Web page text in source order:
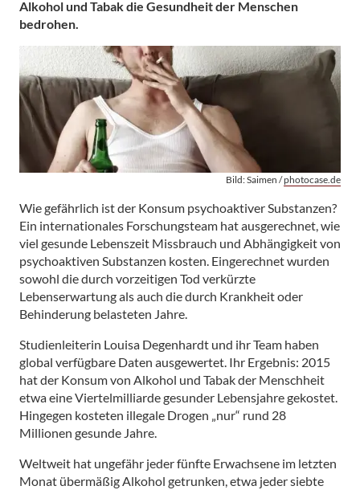
Alkohol und Tabak die Gesundheit der Menschen
bedrohen.
Bild: Saimen /photocase.de
Wie gefährlich ist der Konsum psychoaktiver Substanzen?
Ein internationales Forschungsteam hat ausgerechnet, wie
viel gesunde Lebenszeit Missbrauch und Abhängigkeit von
psychoaktiven Substanzen kosten. Eingerechnet wurden
sowohl die durch vorzeitigen Tod verkürzte
Lebenserwartung als auch die durch Krankheit oder
Behinderung belasteten Jahre.
Studienleiterin Louisa Degenhardt und ihr Team haben
global verfügbare Daten ausgewertet. Ihr Ergebnis: 2015
hat der Konsum von Alkohol und Tabak der Menschheit
etwa eine Viertelmilliarde gesunder Lebensjahre gekostet.
Hingegen kosteten illegale Drogen „nur“ rund 28
Millionen gesunde Jahre.
Weltweit hat ungefähr jeder fünfte Erwachsene im letzten
Monat übermäßig Alkohol getrunken, etwa jeder siebte